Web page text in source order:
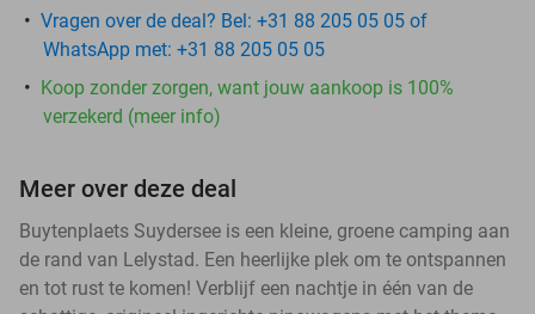
Vragen over de deal? Bel: +31 88 205 05 05 of
WhatsApp met: +31 88 205 05 05
Koop zonder zorgen, want jouw aankoop is 100%
verzekerd (meer info)
Meer over deze deal
Buytenplaets Suydersee is een kleine, groene camping aan
de rand van Lelystad. Een heerlijke plek om te ontspannen
en tot rust te komen! Verblijf een nachtje in één van de